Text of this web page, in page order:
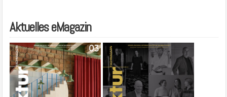
Aktuelles eMagazin